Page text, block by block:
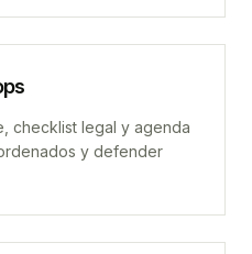
checklist legal y agenda
y defender